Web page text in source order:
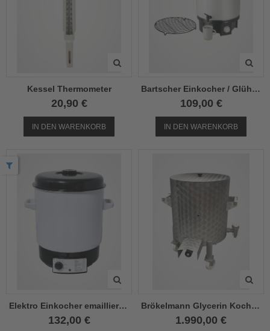
Kessel Thermometer
20,90 €
IN DEN WARENKORB
Bartscher Einkocher / Glühweintopf
109,00 €
IN DEN WARENKORB
Elektro Einkocher emailliert 29 Liter
132,00 €
Brökelmann Glycerin Kochkessel 150 L
1.990,00 €